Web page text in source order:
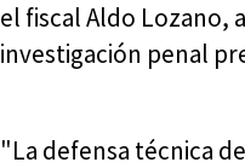
el fiscal Aldo Lozano,
investigación penal
"La defensa técnica